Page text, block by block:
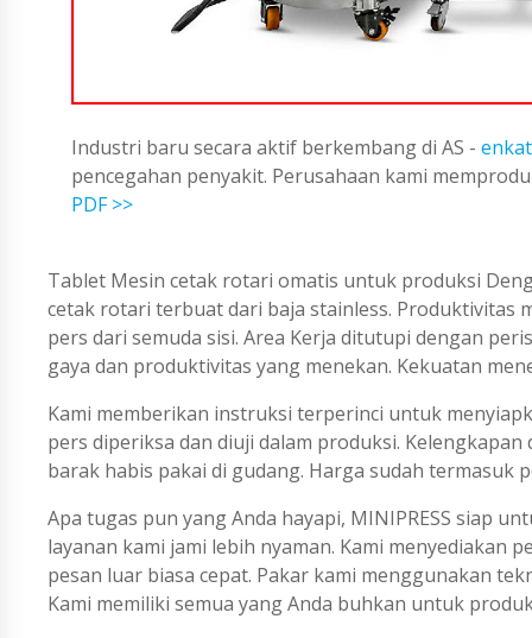
Industri baru secara aktif berkembang di AS -
pencegahan penyakit. Perusahaan kami
PDF >>
Tablet Mesin cetak rotari omatis untuk produksi
cetak rotari terbuat dari baja stainless. Produktivitas
pers dari semuda sisi. Area Kerja ditutupi dengan
gaya dan produktivitas yang menekan. Kekuatan
Kami memberikan instruksi terperinci untuk
pers diperiksa dan diuji dalam produksi.
barak habis pakai di gudang. Harga sudah termasuk
Apa tugas pun yang Anda hayapi, MINIPRESS siap
layanan kami jami lebih nyaman. Kami menyediakan
pesan luar biasa cepat. Pakar kami menggunakan
Kami memiliki semua yang Anda buhkan untuk